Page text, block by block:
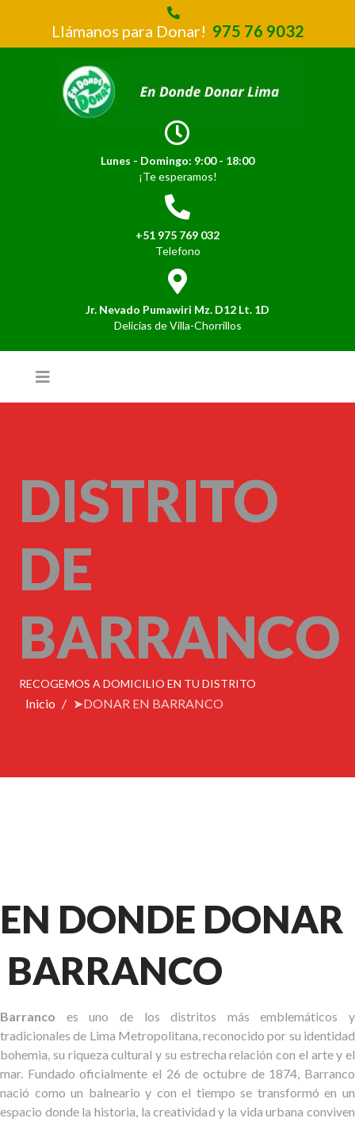
Llámanos para Donar! 975 76 9032
Lunes - Domingo: 9:00 - 18:00
¡Te esperamos!
+51 975 769 032
Telefono
Jr. Nevado Pumawiri Mz. D12 Lt. 1D
Delicias de Villa-Chorrillos
DISTRITO
DE
BARRANCO
RECOGEMOS A DOMICILIO EN TU DISTRITO
Inicio ➤DONAR EN BARRANCO
EN DONDE DONAR
BARRANCO
Barranco es uno de los distritos más emblemáticos y
tradicionales de Lima Metropolitana, reconocido por su identidad
bohemia, su riqueza cultural y su estrecha relación con el arte y el
mar. Fundado oficialmente el 26 de octubre de 1874, Barranco
nació como un balneario y con el tiempo se transformó en un
espacio donde la historia, la creatividad y la vida urbana conviven